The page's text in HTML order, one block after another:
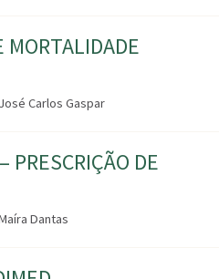
MORTALIDADE
Carlos Gaspar
PRESCRIÇÃO DE
Dantas